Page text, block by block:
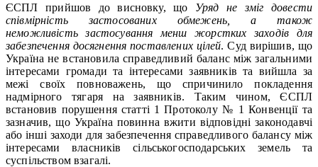
ЄСПЛ прийшов до висновку, що Уряд не зміг довести
співмірність застосованих обмежень , а також
неможливість застосування менш жорстких заходів для
забезпечення досягнення поставлених цілей. Суд вирішив, що
Україна не встановила справедливий баланс між загальними
інтересами громади та інтересами заявників та вийшла за
межі своїх повноважень, що спричинило покладення
надмірного тягаря на заявників. Таким чином, ЄСПЛ
встановив порушення статті 1 Протоколу № 1 Конвенції та
зазначив, що Україна повинна вжити відповідні законодавчі
або інші заходи для забезпечення справедливого балансу між
інтересами власників сільськогосподарських земель та
суспільством взагалі.